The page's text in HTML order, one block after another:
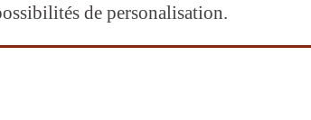
de personalisation.